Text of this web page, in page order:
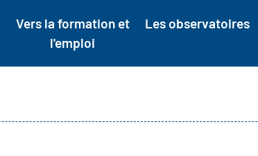
Vers la formation et
l'emploi
Les observatoires